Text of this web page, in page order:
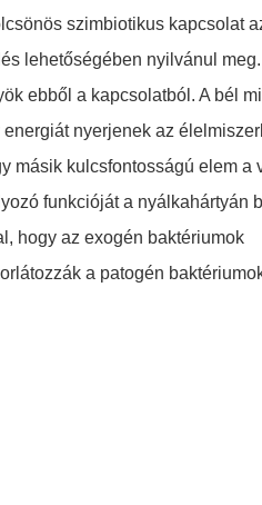
szimbiotikus kapcsolat
lehetőségében nyilvánul meg.
ebből a kapcsolatból. A bél
nyerjenek az
másik kulcsfontosságú elem a
funkcióját a nyálkahártyán
hogy az exogén baktériumok
a patogén